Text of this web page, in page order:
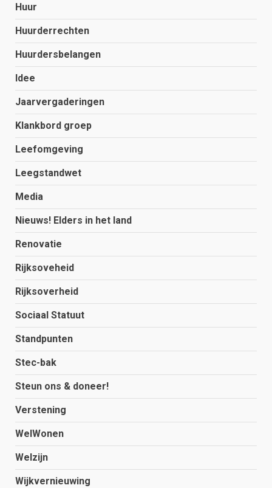
Huur
Huurderrechten
Huurdersbelangen
Idee
Jaarvergaderingen
Klankbord groep
Leefomgeving
Leegstandwet
Media
Nieuws! Elders in het land
Renovatie
Rijksoveheid
Rijksoverheid
Sociaal Statuut
Standpunten
Stec-bak
Steun ons & doneer!
Verstening
WelWonen
Welzijn
Wijkvernieuwing